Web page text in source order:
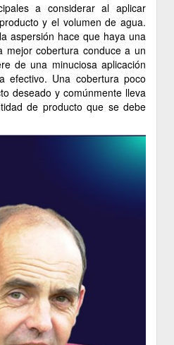
a considerar al aplicar
y el volumen de agua.
aspersión hace que haya una
mejor cobertura conduce a un
de una minuciosa aplicación
efectivo. Una cobertura poco
deseado y comúnmente lleva
de producto que se debe